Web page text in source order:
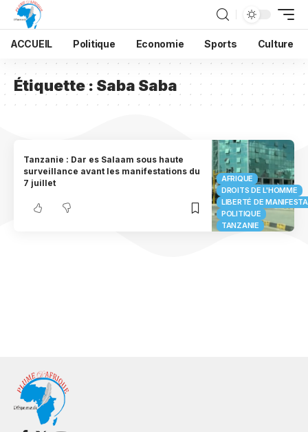
ACCUEIL Politique Economie Sports Culture
Étiquette : Saba Saba
AFRIQUE
DROITS DE L'HOMME
LIBERTÉ DE
POLITIQUE
TANZANIE
Tanzanie : Dar es Salaam sous haute
surveillance avant les manifestations du
7 juillet